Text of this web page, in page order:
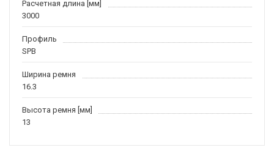
Расчетная длина [мм]
3000
Профиль
SPB
Ширина ремня
16.3
Высота ремня [мм]
13